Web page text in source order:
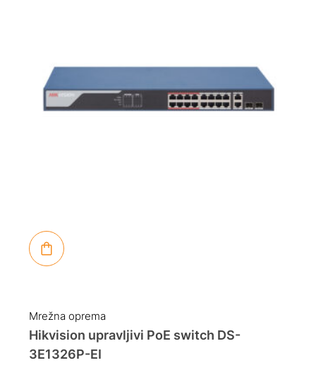
Mrežna oprema
Hikvision upravljivi PoE switch DS-
3E1326P-EI